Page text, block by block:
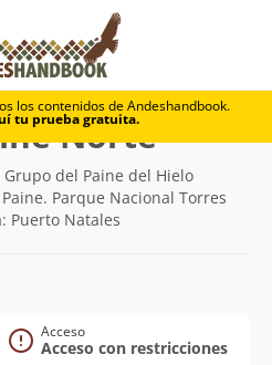
los contenidos de Andeshandbook.
tu prueba gratuita.
Paine Norte
Norte
del Paine del Hielo
Parque Nacional Torres
Puerto Natales
Acceso
Acceso con restricciones